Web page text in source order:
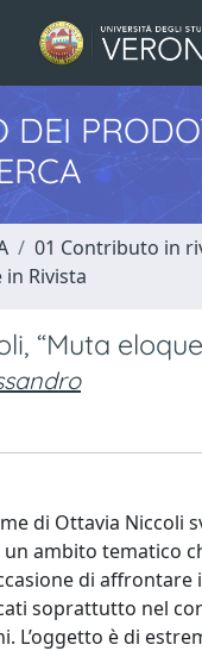
DEI
01 Contributo in
in Rivista
“Muta
di Ottavia Niccoli
ambito tematico
di affrontare
soprattutto nel
L’oggetto è di